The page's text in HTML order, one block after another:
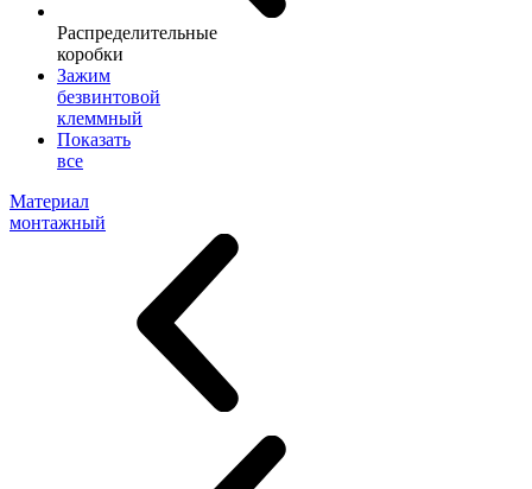
Распределительные
коробки
Зажим
безвинтовой
клеммный
Показать
все
Материал
монтажный